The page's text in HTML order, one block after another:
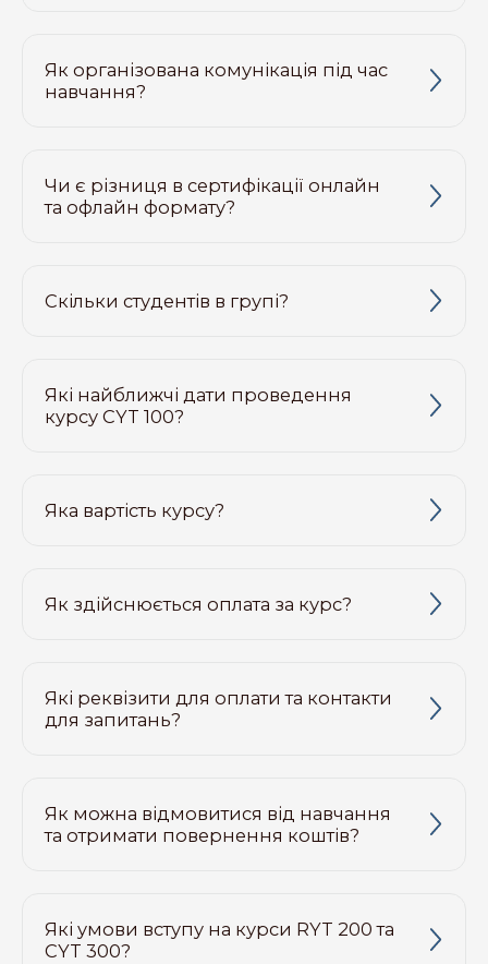
Як організована комунікація під час
навчання?
Чи є різниця в сертифікації онлайн
та офлайн формату?
Скільки студентів в групі?
Які найближчі дати проведення
курсу CYT 100?
Яка вартість курсу?
Як здійснюється оплата за курс?
Які реквізити для оплати та контакти
для запитань?
Як можна відмовитися від навчання
та отримати повернення коштів?
Які умови вступу на курси RYT 200 та
CYT 300?